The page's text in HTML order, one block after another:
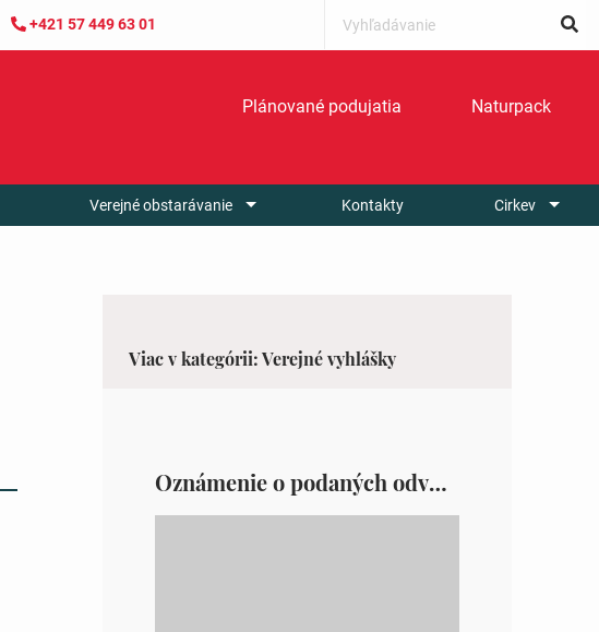
+421 57 449 63 01
Plánované podujatia Naturpack
Verejné obstarávanie Kontakty Cirkev
Viac v kategórii: Verejné vyhlášky
Oznámenie o podaných odvolaniach a upovedomenie účastníkov konania o obsahu podaných odvolani – Verejná vyhláška